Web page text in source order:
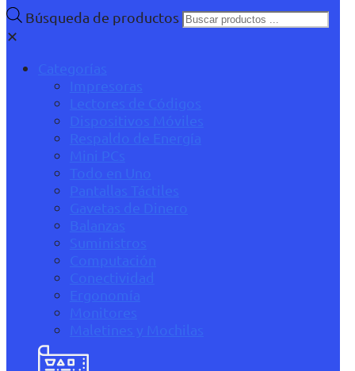
Búsqueda de productos
✕
Categorías
Impresoras
Lectores de Códigos
Dispositivos Móviles
Respaldo de Energía
Mini PCs
Todo en Uno
Pantallas Táctiles
Gavetas de Dinero
Balanzas
Suministros
Computación
Conectividad
Ergonomía
Monitores
Maletines y Mochilas